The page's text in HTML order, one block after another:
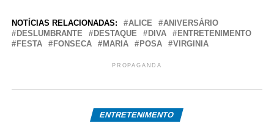
NOTÍCIAS RELACIONADAS: ALICE
ANIVERSÁRIO
DESLUMBRANTE
DESTAQUE DIVA
ENTRETENIMENTO
FESTA
FONSECA MARIA POSA VIRGINIA
PROPAGANDA
ENTRETENIMENTO